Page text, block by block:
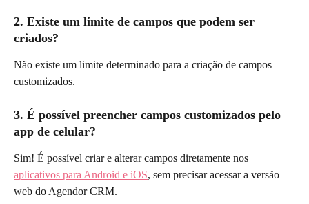
2. Existe um limite de campos que podem ser
criados?
Não existe um limite determinado para a criação de campos
customizados.
3. É possível preencher campos customizados pelo
app de celular?
Sim! É possível criar e alterar campos diretamente nos
aplicativos para Android e iOS, sem precisar acessar a versão
web do Agendor CRM.